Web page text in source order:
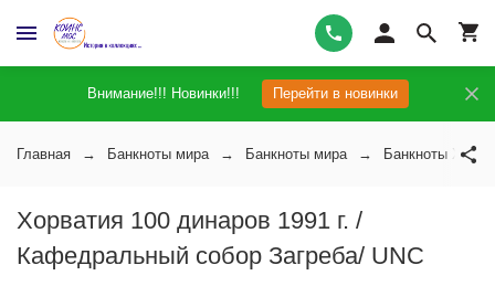
Внимание!!! Новинки!!! Перейти в новинки
Главная Банкноты мира Банкноты мира Банкноты
Хорватия 100 динаров 1991 г. /
Кафедральный собор Загреба/ UNC